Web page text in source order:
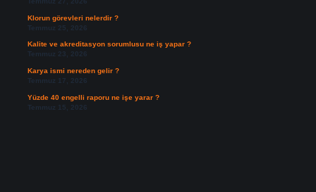
Klorun görevleri nelerdir ?
Temmuz 25, 2026
Kalite ve akreditasyon sorumlusu ne iş yapar ?
Temmuz 23, 2026
Karya ismi nereden gelir ?
Temmuz 17, 2026
Yüzde 40 engelli raporu ne işe yarar ?
Temmuz 15, 2026